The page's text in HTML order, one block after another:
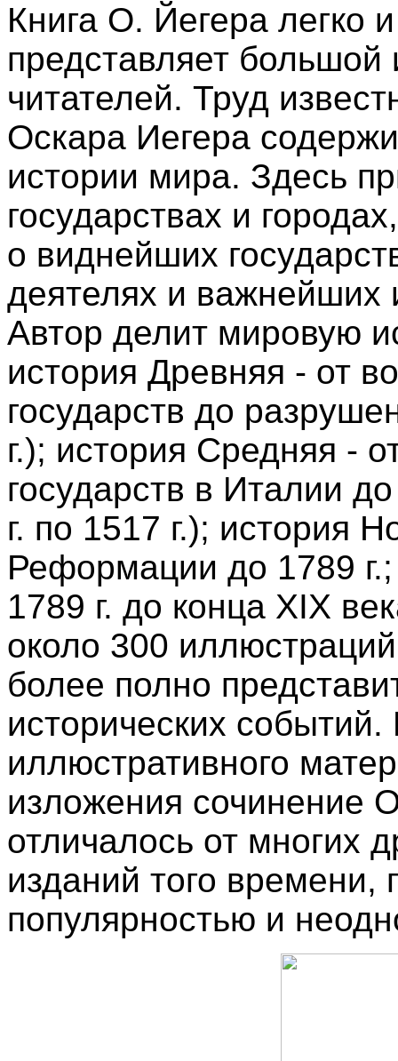
Книга О. Йегера легко
представляет большой
читателей. Труд
Оскара Иегера
истории мира. Здесь
государствах и
о виднейших
деятелях и важнейших
Автор делит мировую
история Древняя - от
государств до
г.); история Средняя -
государств в Италии
г. по 1517 г.); история
Реформации до 1789
1789 г. до конца XIX
около 300
более полно
исторических
иллюстративного
изложения сочинение
отличалось от многих
изданий того времени,
популярностью и